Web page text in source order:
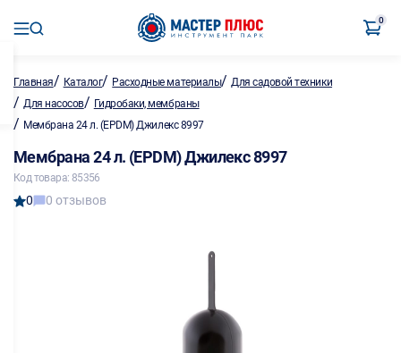
0
Главная/ Каталог/ Расходные материалы/Для садовой техники
/ Для насосов/ Гидробаки, мембраны
/ Мембрана 24 л. (EPDM) Джилекс 8997
Мембрана 24 л. (EPDM) Джилекс 8997
Код товара: 85356
0 0 отзывов